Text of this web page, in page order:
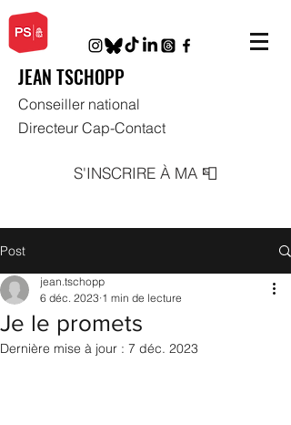
JEAN TSCHOPP
Conseiller national
Directeur Cap-Contact
S'INSCRIRE À MA 📮
Post
Je le promets
jean.tschopp
6 déc. 2023 1 min de lecture
Dernière mise à jour : 7 déc. 2023